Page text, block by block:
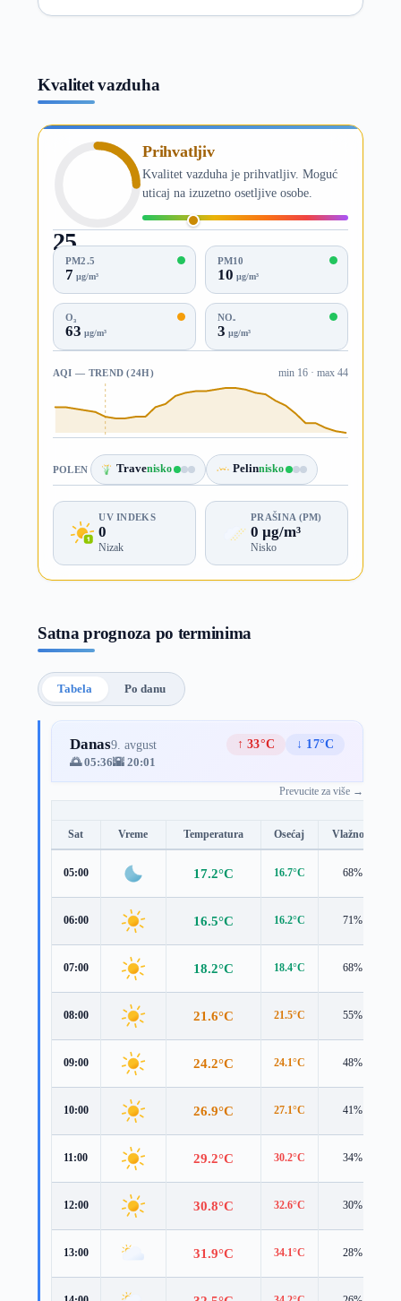
Kvalitet vazduha
25
AQI
Prihvatljiv
Kvalitet vazduha je prihvatljiv. Moguć
uticaj na izuzetno osetljive osobe.
PM2.5
7 µg/m³
PM10
10 µg/m³
O₃
63 µg/m³
NO₂
3 µg/m³
AQI — TREND (24H) min 16 · max 44
POLEN Travenisko Pelinnisko
UV INDEKS
0
Nizak
PRAŠINA (PM)
0 µg/m³
Nisko
Satna prognoza po terminima
Tabela Po danu
Danas9. avgust ↑ 33°C
↓ 17°C
🌅 05:36🌇 20:01
Prevucite za više →
Sat Vreme Temperatura Osećaj Vlažnost
05:00 17.2°C 16.7°C 68%
06:00 16.5°C 16.2°C 71%
07:00 18.2°C 18.4°C 68%
08:00 21.6°C 21.5°C 55%
09:00 24.2°C 24.1°C 48%
10:00 26.9°C 27.1°C 41%
11:00 29.2°C 30.2°C 34%
12:00 30.8°C 32.6°C 30%
13:00 31.9°C 34.1°C 28%